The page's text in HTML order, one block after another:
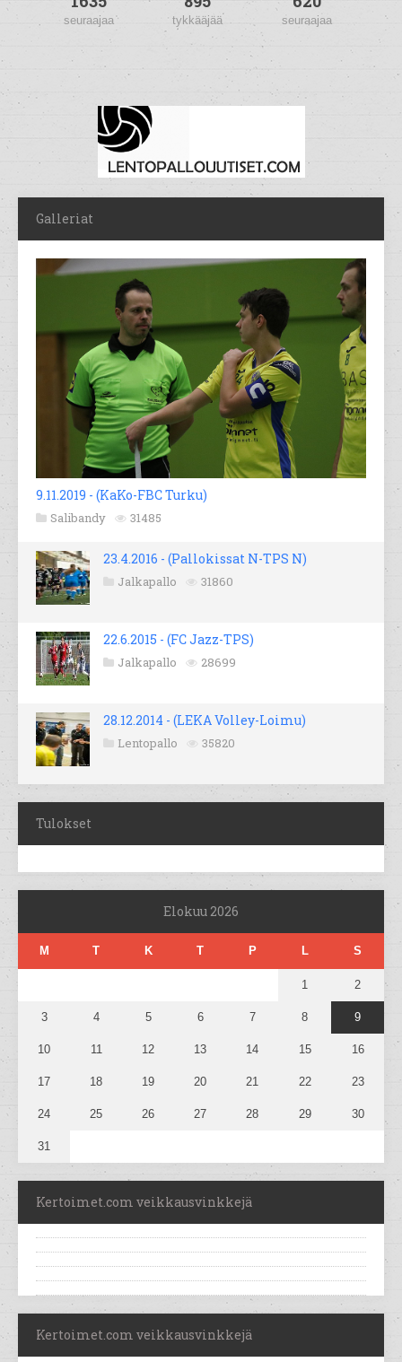
seuraajaa tykkääjää seuraajaa
Galleriat
9.11.2019 - (KaKo-FBC Turku)
Salibandy 31485
23.4.2016 - (Pallokissat N-TPS N)
Jalkapallo 31860
22.6.2015 - (FC Jazz-TPS)
Jalkapallo 28699
28.12.2014 - (LEKA Volley-Loimu)
Lentopallo 35820
Tulokset
Elokuu 2026
M T K T P L S
1 2
3 4 5 6 7 8 9
10 11 12 13 14 15 16
17 18 19 20 21 22 23
24 25 26 27 28 29 30
31
Kertoimet.com veikkausvinkkejä
Kertoimet.com veikkausvinkkejä